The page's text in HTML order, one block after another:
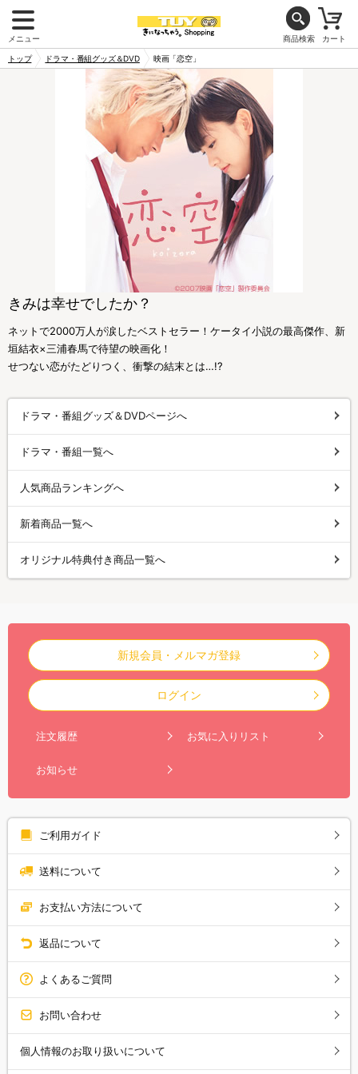
メニュー 商品検索 カート
トップ ドラマ・番組グッズ＆DVD 映画「恋空」
きみは幸せでしたか？
ネットで2000万人が涙したベストセラー！ケータイ小説の最高傑作、新
垣結衣×三浦春馬で待望の映画化！
せつない恋がたどりつく、衝撃の結末とは…!?
ドラマ・番組グッズ＆DVDページへ
ドラマ・番組一覧へ
人気商品ランキングへ
新着商品一覧へ
オリジナル特典付き商品一覧へ
新規会員・メルマガ登録
ログイン
注文履歴 お気に入りリスト
お知らせ
ご利用ガイド
送料について
お支払い方法について
返品について
よくあるご質問
お問い合わせ
個人情報のお取り扱いについて